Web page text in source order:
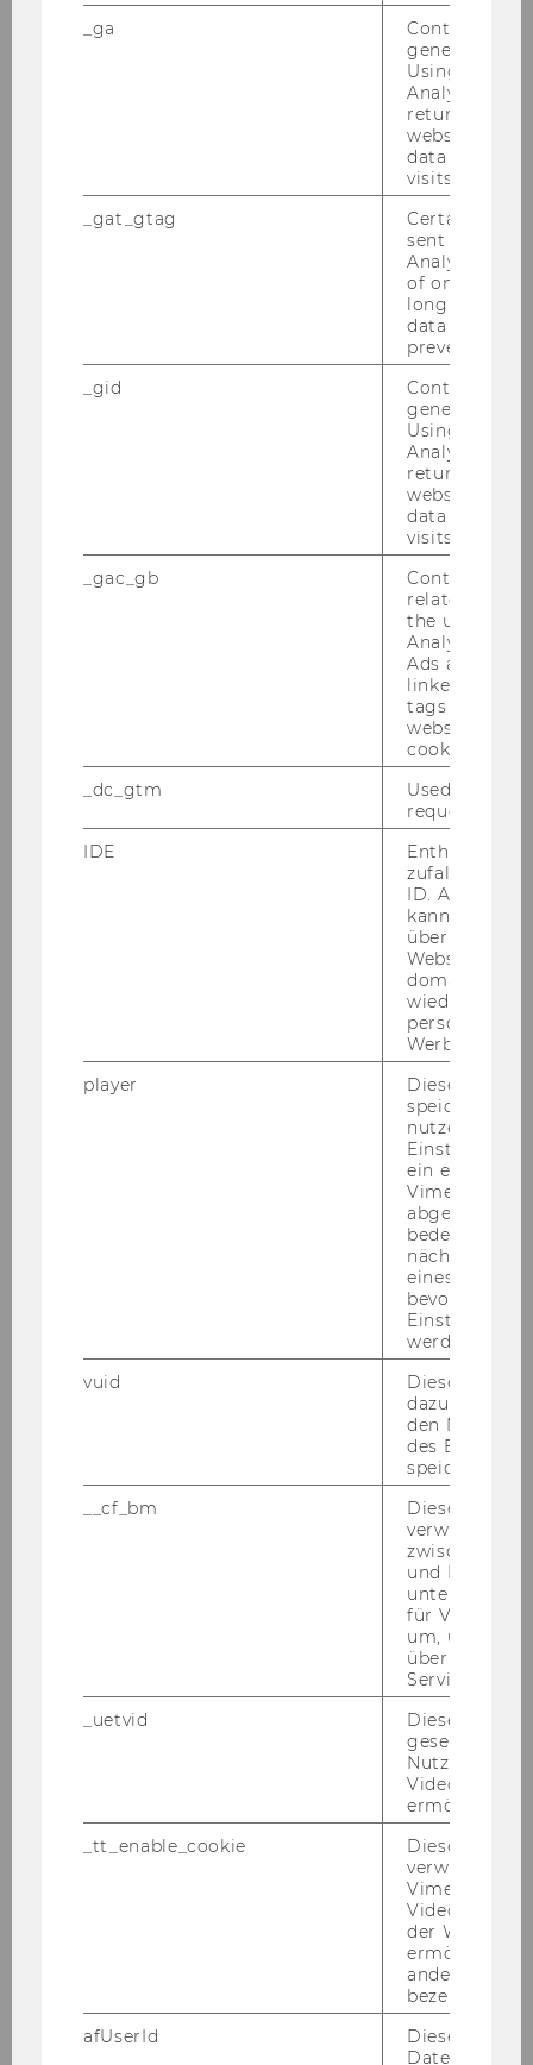
WU Master's Week
Lerne un­se­re Mas­ter­pro­gram­me On­line
Online
Mehr erfahren
Okt
ZVR-Verkehrsrechtstag
Der 19. ZVR-​Verkehrsrechtstag wird am
Vor Ort
Mehr erfahren
Online-Infosession LL.M.
Recht für Führungskräfte
Si­chern Sie sich Ihren Platz im be­gehr­ten
_ga
Contains a
generated
Using this
Analytics can
returning
website and
data from
visits.
_gat_gtag
Certain data
sent to
Analytics a
of once per
long as it is
data
prevented.
_gid
Contains a
generated
Using this
Analytics can
returning
website and
data from
visits.
_gac_gb
Contains
related
the user. If
Analytics and
Ads accounts
linked, the
tags on the
website read
cookie.
_dc_gtm
Used to
request rate.
IDE
Enthält eine
ID. Anhand
kann Google
über
Websites
Werbung
player
Dieses Cookie
speichert
ein
Vimeo-Video
abgespielt
bedeutet,
nächsten
eines Vimeo-
bevorzugten
werden.
vuid
Dieser
dazu
den
des
speichern.
__cf_bm
Dieses
verwendet,
zwischen
und Bots zu
für Vimeo
um, um
über die
Service zu
_uetvid
Dieses
gesetzt, um
Nutzung des
Videoplayers
ermöglichen
_tt_enable_cookie
Dieses
verwendet,
Vimeo-
der WU-
ermöglichen
andere nicht
bezeichnete
afUserId
Dieses
Daten von